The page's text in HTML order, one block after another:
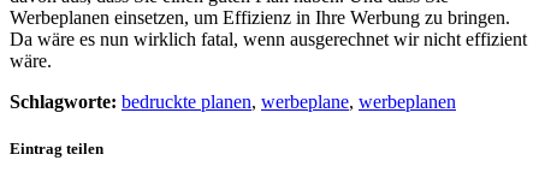
Werbeplanen einsetzen, um Effizienz in Ihre Werbung zu bringen.
Da wäre es nun wirklich fatal, wenn ausgerechnet wir nicht effizient
wäre.
Schlagworte: bedruckte planen, werbeplane, werbeplanen
Eintrag teilen